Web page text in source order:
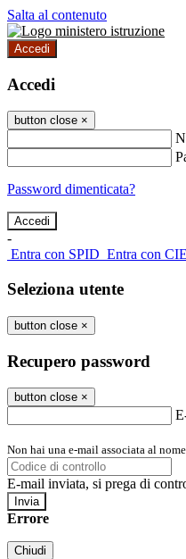
Salta al contenuto
Accedi
Accedi
button close ×
Password dimenticata?
-
Entra con SPID Entra con CIE
Seleziona utente
button close ×
Recupero password
button close ×
Non hai una e-mail associata al
E-mail inviata, si prega di
Errore
Chiudi